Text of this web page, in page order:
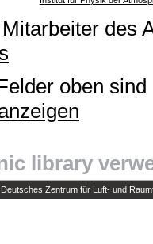
des
oben
library
Zentrum für Luft- und